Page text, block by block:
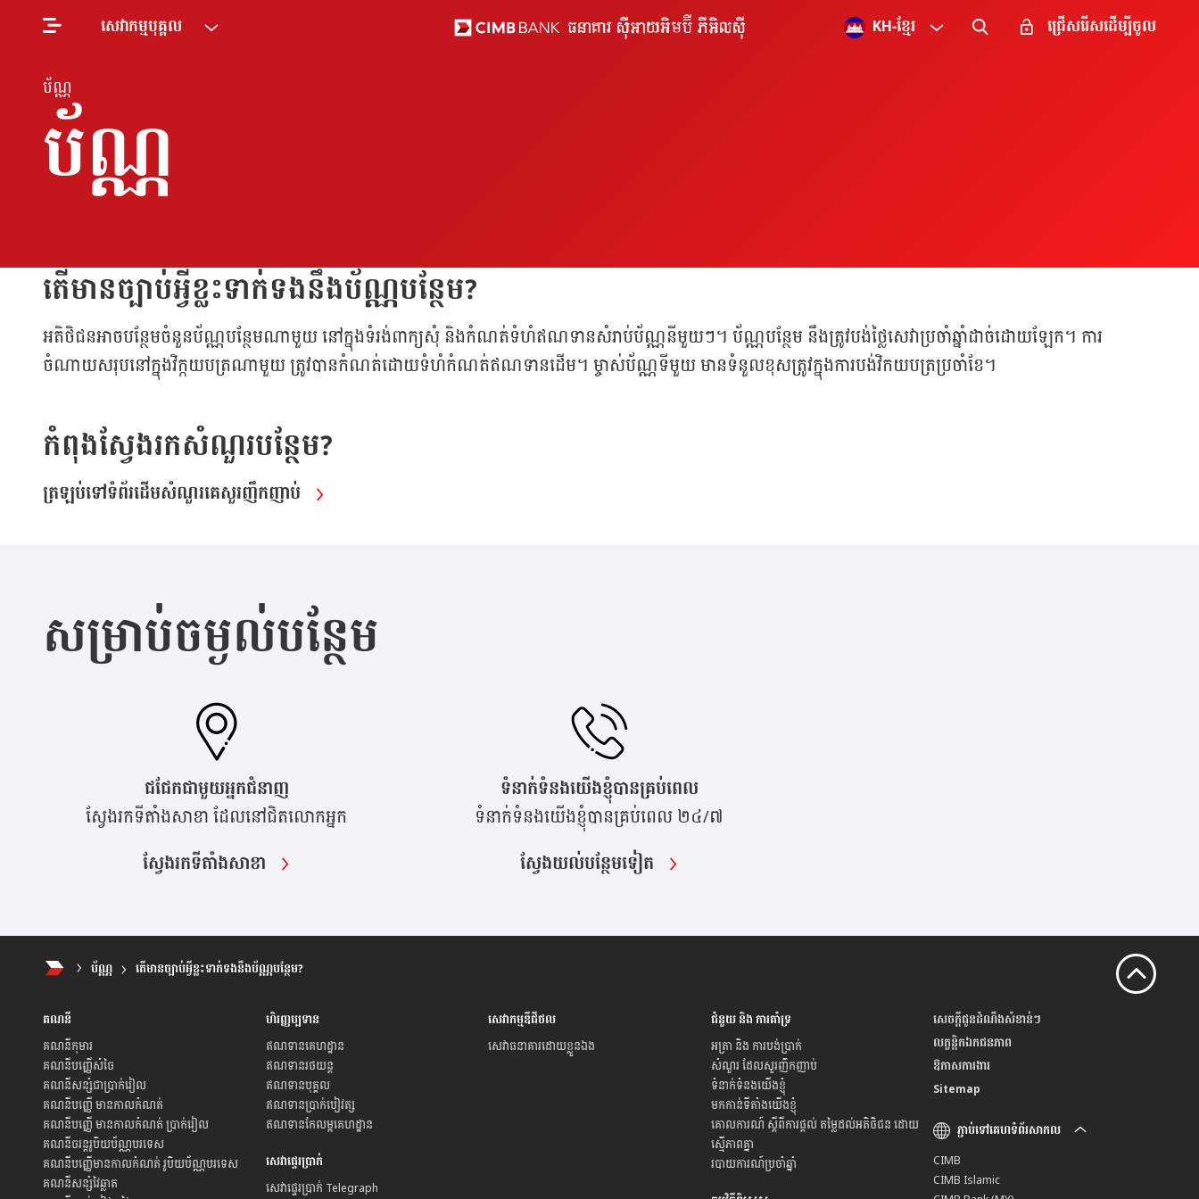
សេវាកម្មបុគ្គល KH-ខ្មែរ ជ្រើសរើសដើម្បីចូល
ប័ណ្ណ
ប័ណ្ណ
តើមានច្បាប់អ្វីខ្លះទាក់ទងនឹងប័ណ្ណបន្ថែម?
អតិថិជនអាចបន្ថែមចំនួនប័ណ្ណបន្ថែមណាមួយ នៅក្នុងទំរង់ពាក្យសុំ និងកំណត់ទំហំឥណទានសំរាប់ប័ណ្ណនីមួយៗ។ ប័ណ្ណបន្ថែម នឹងត្រូវបង់ថ្លៃសេវាប្រចាំឆ្នាំដាច់ដោយឡែក។ ការ
ចំណាយសរុបនៅក្នុងវិក្កយបត្រណាមួយ ត្រូវបានកំណត់ដោយទំហំកំណត់ឥណទានដើម។ ម្ចាស់ប័ណ្ណទីមួយ មានទំនួលខុសត្រូវក្នុងការបង់វិកយបត្រប្រចាំខែ។
កំពុងស្វែងរកសំណួរបន្ថែម?
ត្រឡប់ទៅទំព័រដើមសំណួរគេសួរញឹកញាប់
សម្រាប់ចម្ងល់បន្ថែម
ជជែកជាមួយអ្នកជំនាញ
ស្វែងរកទីតាំងសាខា ដែលនៅជិតលោកអ្នក
ស្វែងរកទីតាំងសាខា
ទំនាក់ទំនងយើងខ្ញុំបានគ្រប់ពេល
ទំនាក់ទំនងយើងខ្ញុំបានគ្រប់ពេល ២៤/៧
ស្វែងយល់​បន្ថែម​ទៀត
ប័ណ្ណ តើមានច្បាប់អ្វីខ្លះទាក់ទងនឹងប័ណ្ណបន្ថែម?
គណនី
គណនីកុមារ
គណនីបញ្ញើសំចៃ
គណនីសន្សំជាប្រាក់រៀល
គណនីបញ្ញើ មានកាលកំណត់
គណនីបញ្ញើ មានកាលកំណត់ ប្រាក់រៀល
គណនីចរន្តរូបិយប័ណ្ណបរទេស
គណនីបញ្ញើមានកាលកំណត់ រូបិយប័ណ្ណបរទេស
គណនីសន្សំវៃឆ្លាត
ហិរញ្ញប្បទាន
ឥណទានគេហដ្ឋាន
ឥណទានរថយន្ត
ឥណទានបុគ្គល
ឥណទានប្រាក់បៀវត្ស
ឥណទានកែលម្អគេហដ្ឋាន
សេវា​ផ្ទេរ​ប្រាក់
សេវាផ្ទេរប្រាក់ Telegraph
សេវាកម្មឌីជីថល
សេវាធនាគារដោយខ្លួនឯង
ជំនួយ និង ការគាំទ្រ
អត្រា និង ការបង់ប្រាក់
សំណួរ ដែលសួរញឹកញាប់
ទំនាក់ទំនងយើងខ្ញុំ
មកកាន់ទីតាំងយើងខ្ញុំ
គោលការណ៍ ស្តីពីការផ្តល់ តម្លៃដល់អតិថិជន ដោយ
ស្មើភាពគ្នា
របាយការណ៍ប្រចាំឆ្នាំ
សេចក្តីជូនដំណឹងសំខាន់ៗ
លក្ខន្តិកឯកជនភាព
ឱកាសការងារ
Sitemap
ភ្ជាប់ទៅគេហទំព័រសាកល
CIMB
CIMB Islamic